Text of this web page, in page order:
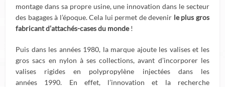
montage dans sa propre usine, une innovation dans le secteur
des bagages à l’époque. Cela lui permet de devenir le plus gros
fabricant d’attachés-cases du monde!
Puis dans les années 1980, la marque ajoute les valises et les
gros sacs en nylon à ses collections, avant d’incorporer les
valises rigides en polypropylène injectées dans les
années 1990. En effet, l’innovation et la recherche